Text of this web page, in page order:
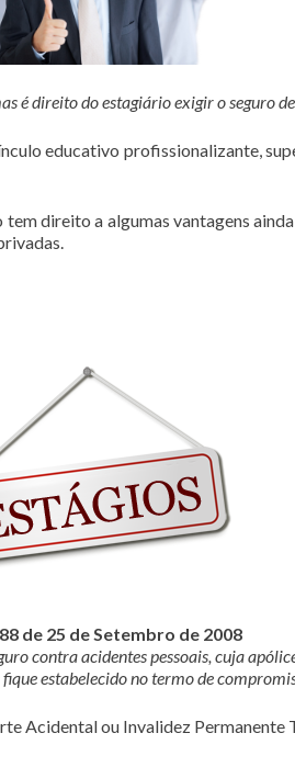
é direito do estagiário exigir o seguro
educativo profissionalizante,
tem direito a algumas vantagens
de 25 de Setembro de 2008
contra acidentes pessoais, cuja
estabelecido no termo de
Acidental ou Invalidez